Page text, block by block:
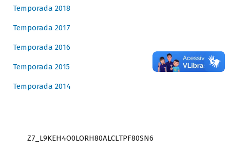
Temporada 2018
Temporada 2017
Temporada 2016
Temporada 2015
Temporada 2014
Z7_L9KEH4O0LORH80ALCLTPF80SN6